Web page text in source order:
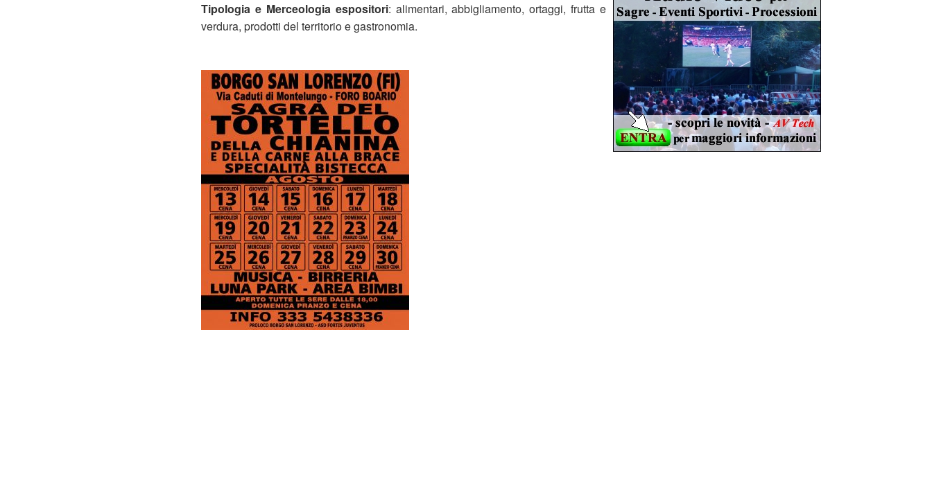
Tipologia e Merceologia espositori: alimentari, abbigliamento, ortaggi, frutta e
verdura, prodotti del territorio e gastronomia.